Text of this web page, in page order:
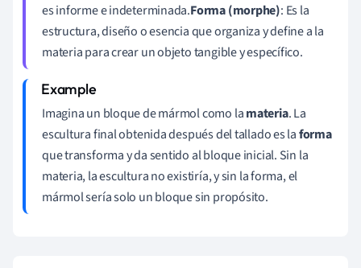
es informe e indeterminada.Forma (morphe): Es la
estructura, diseño o esencia que organiza y define a la
materia para crear un objeto tangible y específico.
Imagina un bloque de mármol como lamateria. La
escultura final obtenida después del tallado es laforma
que transforma y da sentido al bloque inicial. Sin la
materia, la escultura no existiría, y sin la forma, el
mármol sería solo un bloque sin propósito.